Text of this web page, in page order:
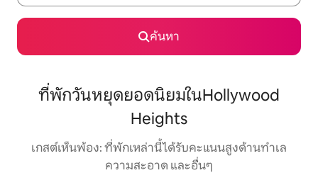
ค้นหา
ที่พักวันหยุดยอดนิยมในHollywood
Heights
เกสต์เห็นพ้อง: ที่พักเหล่านี้ได้รับคะแนนสูงด้านทำเล
ความสะอาด และอื่นๆ